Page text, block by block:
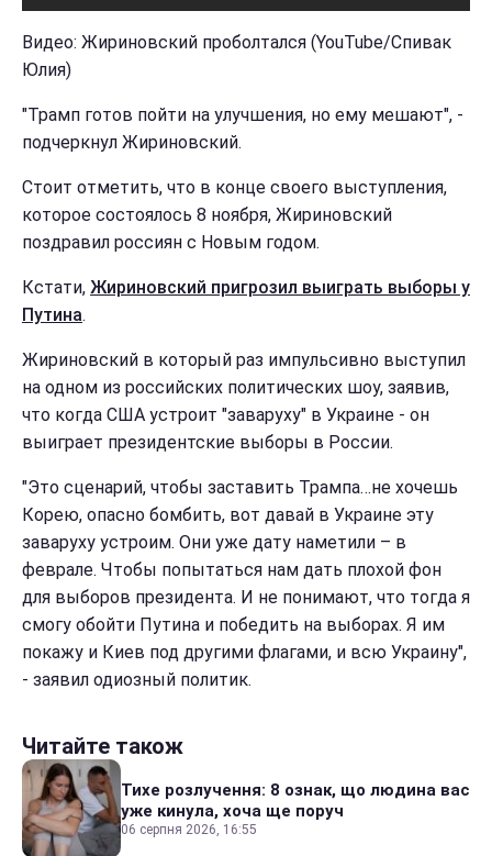
Видео: Жириновский проболтался (YouTube/Спивак
Юлия)
"Трамп готов пойти на улучшения, но ему мешают", -
подчеркнул Жириновский.
Стоит отметить, что в конце своего выступления,
которое состоялось 8 ноября, Жириновский
поздравил россиян с Новым годом.
Кстати, Жириновский пригрозил выиграть выборы у
Путина.
Жириновский в который раз импульсивно выступил
на одном из российских политических шоу, заявив,
что когда США устроит "заваруху" в Украине - он
выиграет президентские выборы в России.
"Это сценарий, чтобы заставить Трампа…не хочешь
Корею, опасно бомбить, вот давай в Украине эту
заваруху устроим. Они уже дату наметили – в
феврале. Чтобы попытаться нам дать плохой фон
для выборов президента. И не понимают, что тогда я
смогу обойти Путина и победить на выборах. Я им
покажу и Киев под другими флагами, и всю Украину",
- заявил одиозный политик.
Читайте також
Тихе розлучення: 8 ознак, що людина вас
уже кинула, хоча ще поруч
06 серпня 2026, 16:55